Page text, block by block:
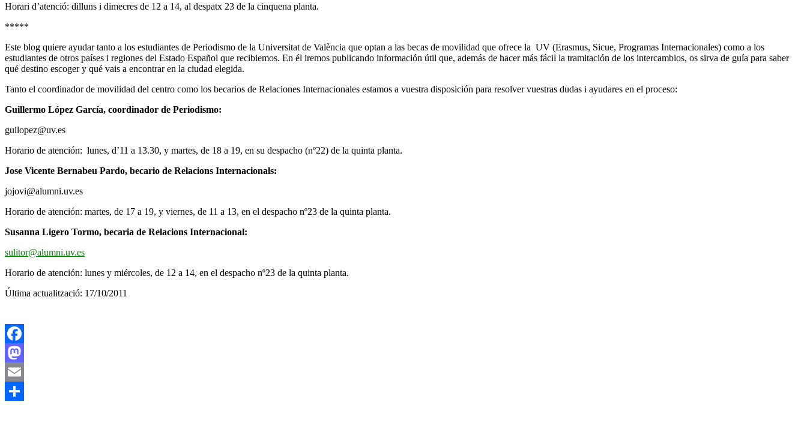
Horari d’atenció: dilluns i dimecres de 12 a 14, al despatx 23 de la cinquena planta.
*****
Este blog quiere ayudar tanto a los estudiantes de Periodismo de la Universitat de València que optan a las becas de movilidad que ofrece la UV (Erasmus, Sicue, Programas Internacionales) como a los
estudiantes de otros países i regiones del Estado Español que recibiemos. En él iremos publicando información útil que, además de hacer más fácil la tramitación de los intercambios, os sirva de guía para saber
qué destino escoger y qué vais a encontrar en la ciudad elegida.
Tanto el coordinador de movilidad del centro como los becarios de Relaciones Internacionales estamos a vuestra disposición para resolver vuestras dudas i ayudares en el proceso:
Guillermo López García, coordinador de Periodismo:
guilopez@uv.es
Horario de atención: lunes, d’11 a 13.30, y martes, de 18 a 19, en su despacho (nº22) de la quinta planta.
Jose Vicente Bernabeu Pardo, becario de Relacions Internacionals:
jojovi@alumni.uv.es
Horario de atención: martes, de 17 a 19, y viernes, de 11 a 13, en el despacho nº23 de la quinta planta.
Susanna Ligero Tormo, becaria de Relacions Internacional:
sulitor@alumni.uv.es
Horario de atención: lunes y miércoles, de 12 a 14, en el despacho nº23 de la quinta planta.
Última actualització: 17/10/2011
Facebook
Mastodon
Email